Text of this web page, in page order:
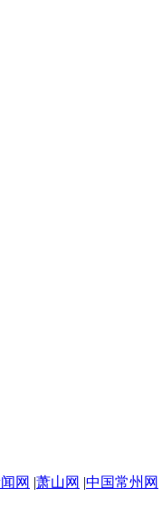
网 |萧山网 |中国常州网